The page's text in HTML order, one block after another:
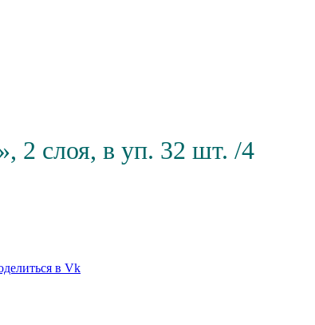
2 слоя, в уп. 32 шт. /4
в Vk